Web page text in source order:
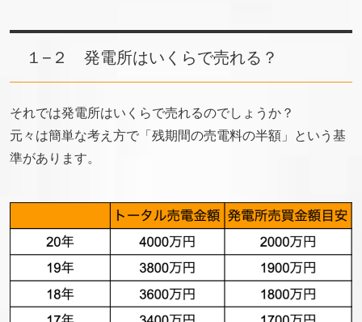
１−２ 発電所はいくらで売れる？
それでは発電所はいくらで売れるのでしょうか？
元々は簡単な考え方で「残期間の売電料の半額」という基
準があります。